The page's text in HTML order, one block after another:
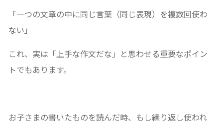
「一つの文章の中に同じ言葉（同じ表現）を複数回使わ
ない」
これ、実は「上手な作文だな」と思わせる重要なポイン
トでもあります。
お子さまの書いたものを読んだ時、もし繰り返し使われ